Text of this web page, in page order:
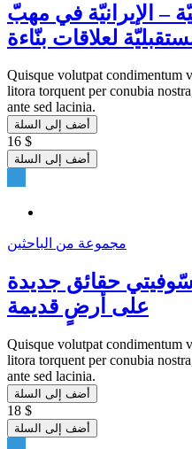
– الإيرانيّة في مهبّ
لعلاقات بنّاءة
Quisque volutpat condimentum
litora torquent per conubia
ante sed lacinia.
أضف إلى السلة
16 $
أضف إلى السلة
مجموعة من الباحثين
حقائق جديدة
على أرضٍ قديمة
Quisque volutpat condimentum
litora torquent per conubia
ante sed lacinia.
أضف إلى السلة
18 $
أضف إلى السلة